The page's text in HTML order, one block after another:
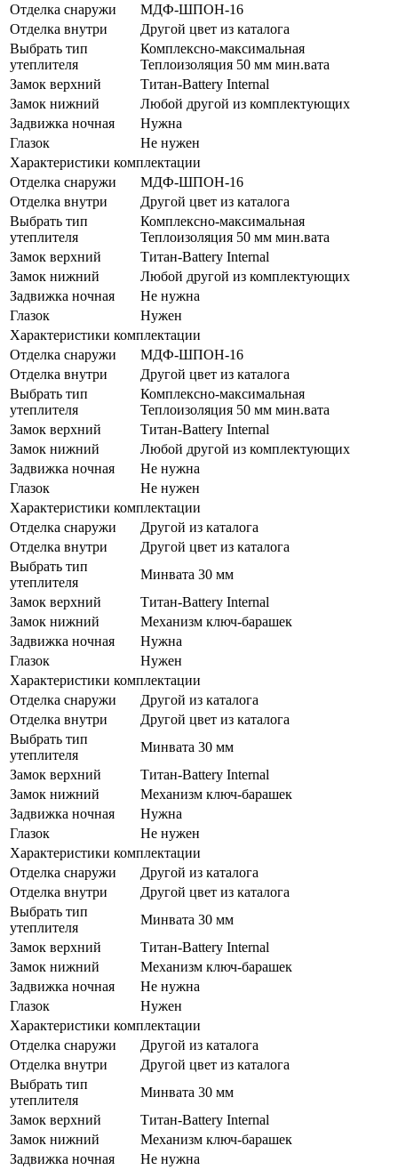
Отделка снаружи
МДФ-ШПОН-16
Отделка внутри
Другой цвет из каталога
Выбрать тип
утеплителя
Комплексно-максимальная
Теплоизоляция 50 мм мин.вата
Замок верхний
Титан-Battery Internal
Замок нижний
Любой другой из комплектующих
Задвижка ночная
Нужна
Глазок
Не нужен
Характеристики комплектации
Отделка снаружи
МДФ-ШПОН-16
Отделка внутри
Другой цвет из каталога
Выбрать тип
утеплителя
Комплексно-максимальная
Теплоизоляция 50 мм мин.вата
Замок верхний
Титан-Battery Internal
Замок нижний
Любой другой из комплектующих
Задвижка ночная
Не нужна
Глазок
Нужен
Характеристики комплектации
Отделка снаружи
МДФ-ШПОН-16
Отделка внутри
Другой цвет из каталога
Выбрать тип
утеплителя
Комплексно-максимальная
Теплоизоляция 50 мм мин.вата
Замок верхний
Титан-Battery Internal
Замок нижний
Любой другой из комплектующих
Задвижка ночная
Не нужна
Глазок
Не нужен
Характеристики комплектации
Отделка снаружи
Другой из каталога
Отделка внутри
Другой цвет из каталога
Выбрать тип
утеплителя
Минвата 30 мм
Замок верхний
Титан-Battery Internal
Замок нижний
Механизм ключ-барашек
Задвижка ночная
Нужна
Глазок
Нужен
Характеристики комплектации
Отделка снаружи
Другой из каталога
Отделка внутри
Другой цвет из каталога
Выбрать тип
утеплителя
Минвата 30 мм
Замок верхний
Титан-Battery Internal
Замок нижний
Механизм ключ-барашек
Задвижка ночная
Нужна
Глазок
Не нужен
Характеристики комплектации
Отделка снаружи
Другой из каталога
Отделка внутри
Другой цвет из каталога
Выбрать тип
утеплителя
Минвата 30 мм
Замок верхний
Титан-Battery Internal
Замок нижний
Механизм ключ-барашек
Задвижка ночная
Не нужна
Глазок
Нужен
Характеристики комплектации
Отделка снаружи
Другой из каталога
Отделка внутри
Другой цвет из каталога
Выбрать тип
утеплителя
Минвата 30 мм
Замок верхний
Титан-Battery Internal
Замок нижний
Механизм ключ-барашек
Задвижка ночная
Не нужна